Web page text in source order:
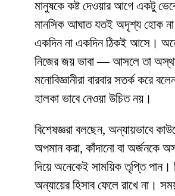
মানুষকে কষ্ট দেওয়ার আগে একটু
মানসিক আঘাত যতই অদৃশ্য হোক
একদিন না একদিন ঠিকই আসে।
নিজের জয় ভাবা — আসলে তা
মনোবিজ্ঞানীরা বারবার সতর্ক করে
হালকা ভাবে নেওয়া উচিত নয়।
বিশেষজ্ঞরা বলছেন, অন্যায়ভাবে
অপমান করা, কাঁদানো বা অর্জনকে
দিয়ে অনেকেই সাময়িক তৃপ্তি
অন্যায়ের হিসাব ফেলে রাখে না।